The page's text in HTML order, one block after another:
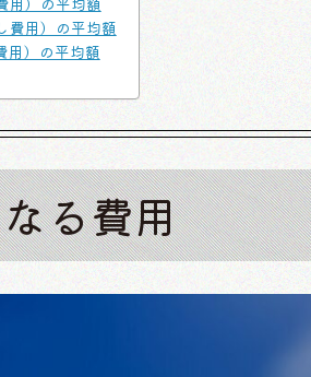
費用）の平均額
用）の平均額
る費用